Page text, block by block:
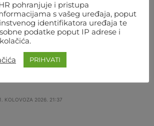
UROŠ MEDIĆ ZA 30
RODRIGUEZA
Medić je nakon 30 sekundi meča
1. KOLOVOZA 2026. 21:37
pohranjuje i pristupa
s vašeg uređaja, poput
identifikatora uređaja te
podatke poput IP adrese i
PRIHVATI